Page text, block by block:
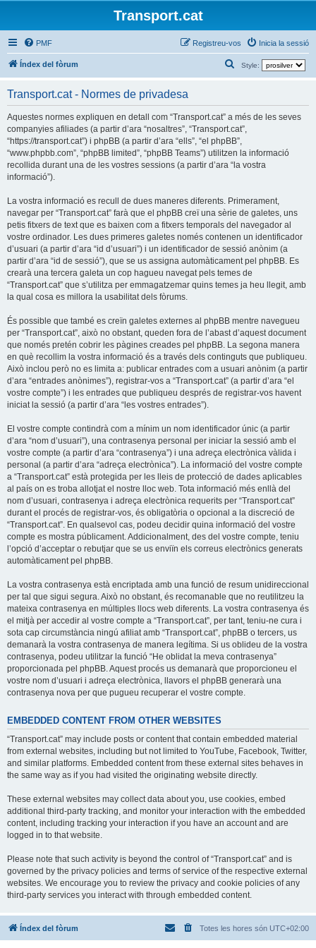
Transport.cat
PMF Inicia la sessió
Registreu-vos
Índex del fòrum Style:
e
c
a
Transport.cat - Normes de privadesa
Aquestes normes expliquen en detall com “Transport.cat” a més de les seves
companyies afiliades (a partir d’ara “nosaltres”, “Transport.cat”,
“https://transport.cat”) i phpBB (a partir d’ara “ells”, “el phpBB”,
“www.phpbb.com”, “phpBB limited”, “phpBB Teams”) utilitzen la informació
recollida durant una de les vostres sessions (a partir d’ara “la vostra
informació”).
La vostra informació es recull de dues maneres diferents. Primerament,
navegar per “Transport.cat” farà que el phpBB creï una sèrie de galetes, uns
petis fitxers de text que es baixen com a fitxers temporals del navegador al
vostre ordinador. Les dues primeres galetes només contenen un identificador
d’usuari (a partir d’ara “id d’usuari”) i un identificador de sessió anònim (a
partir d’ara “id de sessió”), que se us assigna automàticament pel phpBB. Es
crearà una tercera galeta un cop hagueu navegat pels temes de
“Transport.cat” que s’utilitza per emmagatzemar quins temes ja heu llegit, amb
la qual cosa es millora la usabilitat dels fòrums.
És possible que també es creïn galetes externes al phpBB mentre navegueu
per “Transport.cat”, això no obstant, queden fora de l’abast d’aquest document
que només pretén cobrir les pàgines creades pel phpBB. La segona manera
en què recollim la vostra informació és a través dels continguts que publiqueu.
Això inclou però no es limita a: publicar entrades com a usuari anònim (a partir
d’ara “entrades anònimes”), registrar-vos a “Transport.cat” (a partir d’ara “el
vostre compte”) i les entrades que publiqueu després de registrar-vos havent
iniciat la sessió (a partir d’ara “les vostres entrades”).
El vostre compte contindrà com a mínim un nom identificador únic (a partir
d’ara “nom d’usuari”), una contrasenya personal per iniciar la sessió amb el
vostre compte (a partir d’ara “contrasenya”) i una adreça electrònica vàlida i
personal (a partir d’ara “adreça electrònica”). La informació del vostre compte
a “Transport.cat” està protegida per les lleis de protecció de dades aplicables
al país on es troba allotjat el nostre lloc web. Tota informació més enllà del
nom d’usuari, contrasenya i adreça electrònica requerits per “Transport.cat”
durant el procés de registrar-vos, és obligatòria o opcional a la discreció de
“Transport.cat”. En qualsevol cas, podeu decidir quina informació del vostre
compte es mostra públicament. Addicionalment, des del vostre compte, teniu
l’opció d’acceptar o rebutjar que se us enviïn els correus electrònics generats
automàticament pel phpBB.
La vostra contrasenya està encriptada amb una funció de resum unidireccional
per tal que sigui segura. Això no obstant, és recomanable que no reutilitzeu la
mateixa contrasenya en múltiples llocs web diferents. La vostra contrasenya és
el mitjà per accedir al vostre compte a “Transport.cat”, per tant, teniu-ne cura i
sota cap circumstància ningú afiliat amb “Transport.cat”, phpBB o tercers, us
demanarà la vostra contrasenya de manera legítima. Si us oblideu de la vostra
contrasenya, podeu utilitzar la funció “He oblidat la meva contrasenya”
proporcionada pel phpBB. Aquest procés us demanarà que proporcioneu el
vostre nom d’usuari i adreça electrònica, llavors el phpBB generarà una
contrasenya nova per que pugueu recuperar el vostre compte.
EMBEDDED CONTENT FROM OTHER WEBSITES
“Transport.cat” may include posts or content that contain embedded material
from external websites, including but not limited to YouTube, Facebook, Twitter,
and similar platforms. Embedded content from these external sites behaves in
the same way as if you had visited the originating website directly.
These external websites may collect data about you, use cookies, embed
additional third-party tracking, and monitor your interaction with the embedded
content, including tracking your interaction if you have an account and are
logged in to that website.
Please note that such activity is beyond the control of “Transport.cat” and is
governed by the privacy policies and terms of service of the respective external
websites. We encourage you to review the privacy and cookie policies of any
third-party services you interact with through embedded content.
Índex del fòrum Totes les hores són UTC+02:00